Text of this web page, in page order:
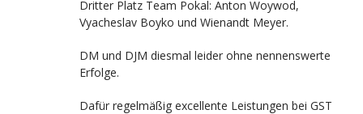
Dritter Platz Team Pokal: Anton Woywod,
Vyacheslav Boyko und Wienandt Meyer.
DM und DJM diesmal leider ohne nennenswerte
Erfolge.
Dafür regelmäßig excellente Leistungen bei GST